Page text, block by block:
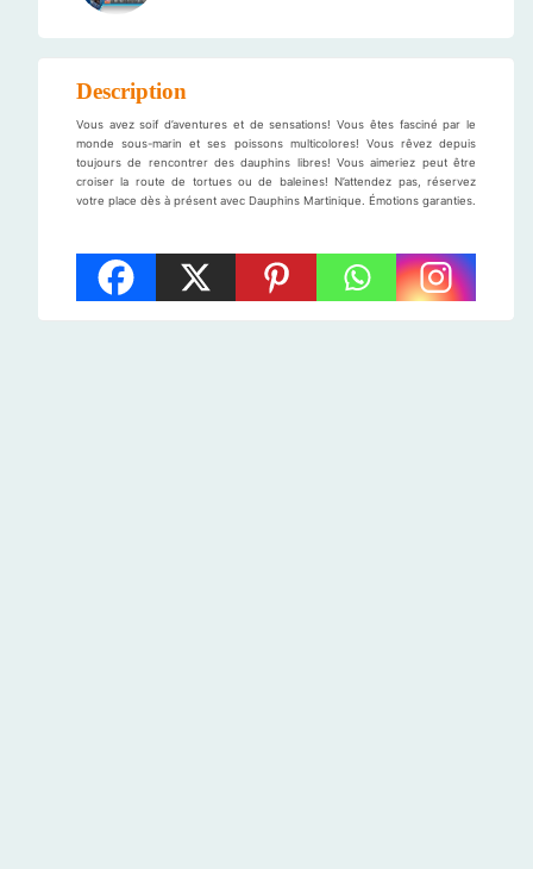
Description
Vous avez soif d’aventures et de sensations! Vous êtes fasciné par le
monde sous-marin et ses poissons multicolores! Vous rêvez depuis
toujours de rencontrer des dauphins libres! Vous aimeriez peut être
croiser la route de tortues ou de baleines! N’attendez pas, réservez
votre place dès à présent avec Dauphins Martinique. Émotions garanties.